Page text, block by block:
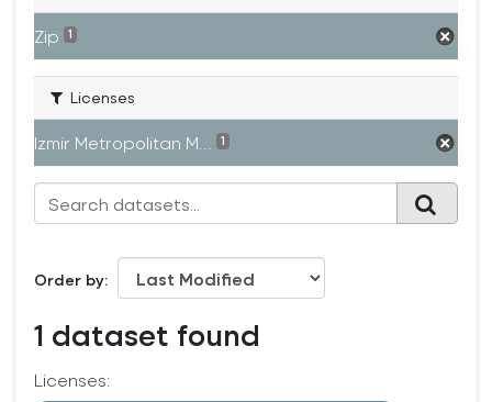
Zip 1
Licenses
Izmir Metropolitan M... 1
Order by
1 dataset found
Licenses: